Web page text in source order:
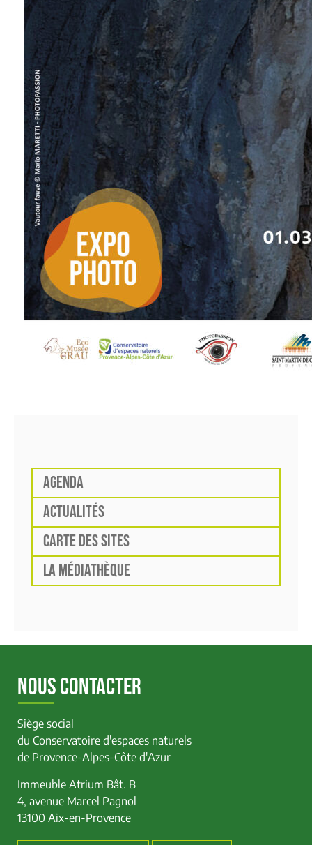
AGENDA
ACTUALITÉS
CARTE DES SITES
LA MÉDIATHÈQUE
NOUS CONTACTER
Siège social
du Conservatoire d'espaces naturels
de Provence-Alpes-Côte d'Azur
Immeuble Atrium Bât. B
4, avenue Marcel Pagnol
13100 Aix-en-Provence